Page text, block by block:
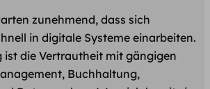
zunehmend, dass sich
in digitale Systeme einarbeiten.
ist die Vertrautheit mit gängigen
Buchhaltung,